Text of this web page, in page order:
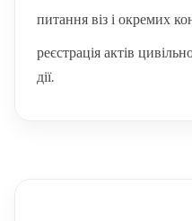
питання віз і окремих
реєстрація актів
дії.